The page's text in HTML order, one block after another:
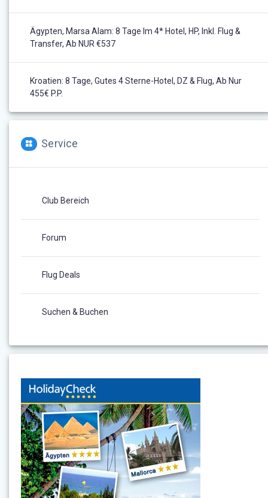
Ägypten, Marsa Alam: 8 Tage Im 4* Hotel, HP, Inkl. Flug &
Transfer, Ab NUR €537
Kroatien: 8 Tage, Gutes 4 Sterne-Hotel, DZ & Flug, Ab Nur
455€ P.P.
Service
Club Bereich
Forum
Flug Deals
Suchen & Buchen